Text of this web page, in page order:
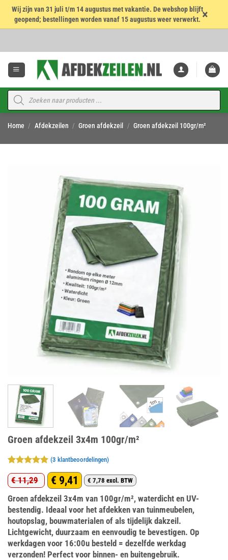
Wij zijn van 31 juli t/m 14 augustus met vakantie. De webshop blijft
geopend; bestellingen worden vanaf 15 augustus weer verwerkt. ×
Producten
zoeken
Home / Afdekzeilen / Groen afdekzeil / Groen afdekzeil 100gr/m²
Groen afdekzeil 3x4m 100gr/m²
Gewaardeerd
5op 5
gebaseerd
op
3
klant
waarderingen
(3 klantbeoordelingen)
€11,29
Oorspronkelijke
prijs
was:
€ 11,29.
€ 9,41
Huidige
prijs
is:
€ 9,41.
€ 7,78 excl. BTW
Groen afdekzeil 3x4m van 100gr/m², waterdicht en UV-
bestendig. Ideaal voor het afdekken van tuinmeubelen,
houtopslag, bouwmaterialen of als tijdelijk dakzeil.
Lichtgewicht, duurzaam en eenvoudig te bevestigen. Op
werkdagen voor 16:00u besteld = dezelfde werkdag
verzonden! Perfect voor binnen- en buitengebruik.